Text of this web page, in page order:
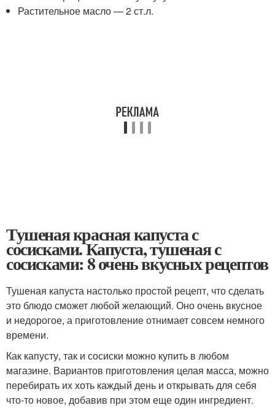
Растительное масло — 2 ст.л.
Тушеная красная капуста с
сосисками. Капуста, тушеная с
сосисками: 8 очень вкусных рецептов
Тушеная капуста настолько простой рецепт, что сделать
это блюдо сможет любой желающий. Оно очень вкусное
и недорогое, а приготовление отнимает совсем немного
времени.
Как капусту, так и сосиски можно купить в любом
магазине. Вариантов приготовления целая масса, можно
перебирать их хоть каждый день и открывать для себя
что-то новое, добавив при этом еще один ингредиент.